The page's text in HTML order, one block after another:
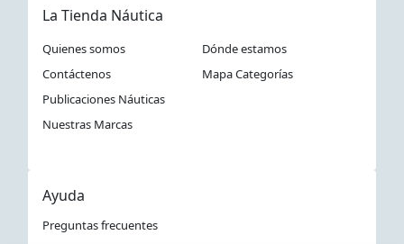
La Tienda Náutica
Quienes somos
Dónde estamos
Contáctenos
Mapa Categorías
Publicaciones Náuticas
Nuestras Marcas
Ayuda
Preguntas frecuentes